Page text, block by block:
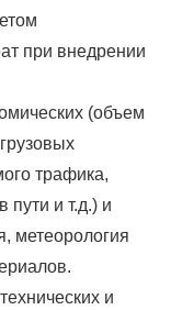
при внедрении
(объем
трафика,
пути и т.д.) и
метеорология
и